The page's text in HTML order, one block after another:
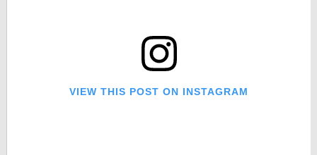
VIEW THIS POST ON INSTAGRAM